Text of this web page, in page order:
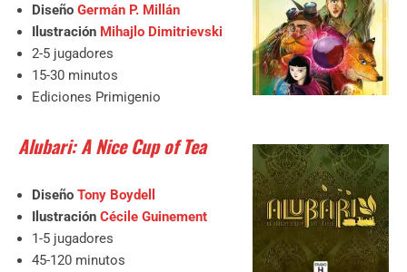
Diseño Germán P. Millán
Ilustración Mihajlo Dimitrievski
2-5 jugadores
15-30 minutos
Ediciones Primigenio
Alubari: A Nice Cup of Tea
Diseño Tony Boydell
Ilustración Cécile Guinement
1-5 jugadores
45-120 minutos